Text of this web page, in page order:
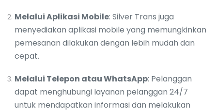
Melalui Aplikasi Mobile: Silver Trans juga
menyediakan aplikasi mobile yang memungkinkan
pemesanan dilakukan dengan lebih mudah dan
cepat.
Melalui Telepon atau WhatsApp: Pelanggan
dapat menghubungi layanan pelanggan 24/7
untuk mendapatkan informasi dan melakukan